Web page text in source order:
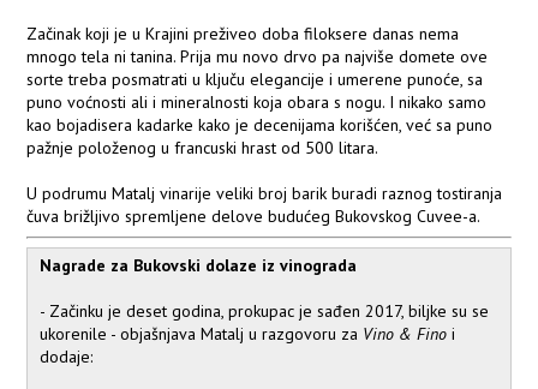
Začinak koji je u Krajini preživeo doba filoksere danas nema
mnogo tela ni tanina. Prija mu novo drvo pa najviše domete ove
sorte treba posmatrati u ključu elegancije i umerene punoće, sa
puno voćnosti ali i mineralnosti koja obara s nogu. I nikako samo
kao bojadisera kadarke kako je decenijama korišćen, već sa puno
pažnje položenog u francuski hrast od 500 litara.
U podrumu Matalj vinarije veliki broj barik buradi raznog tostiranja
čuva brižljivo spremljene delove budućeg Bukovskog Cuvee-a.
Nagrade za Bukovski dolaze iz vinograda
- Začinku je deset godina, prokupac je sađen 2017, biljke su se
ukorenile - objašnjava Matalj u razgovoru za Vino & Fino i
dodaje: